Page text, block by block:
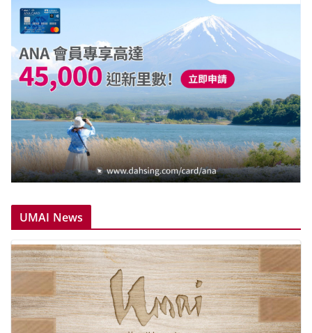
UMAI News